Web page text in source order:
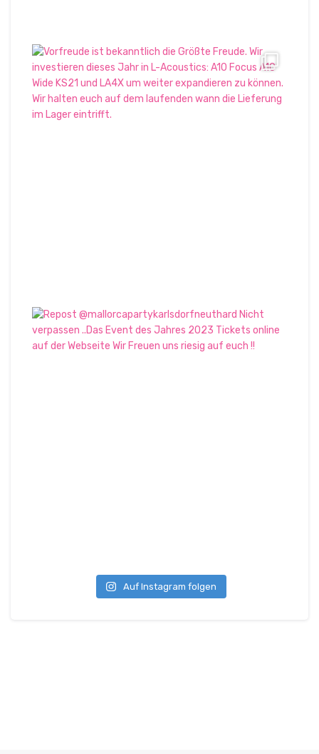
Auf Instagram folgen